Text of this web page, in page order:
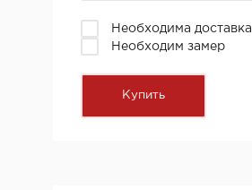
Необходима доставка
Необходим замер